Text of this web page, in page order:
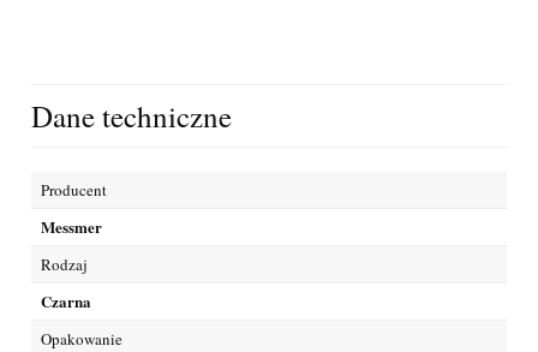
Dane techniczne
Producent
Messmer
Rodzaj
Czarna
Opakowanie